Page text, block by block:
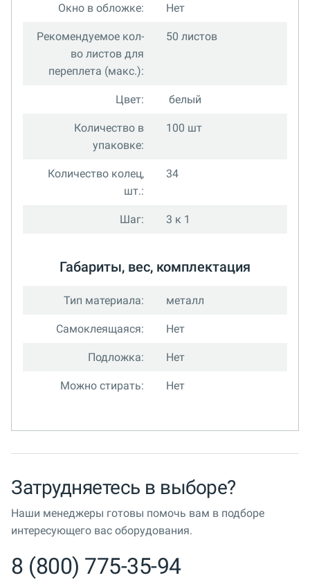
Окно в обложке: Нет
Рекомендуемое кол-
во листов для
переплета (макс.):
50 листов
Цвет: белый
Количество в
упаковке:
100 шт
Количество колец,
шт.:
34
Шаг: 3 к 1
Габариты, вес, комплектация
Тип материала: металл
Самоклеящаяся: Нет
Подложка: Нет
Можно стирать: Нет
Затрудняетесь в выборе?
Наши менеджеры готовы помочь вам в подборе
интересующего вас оборудования.
8 (800) 775-35-94